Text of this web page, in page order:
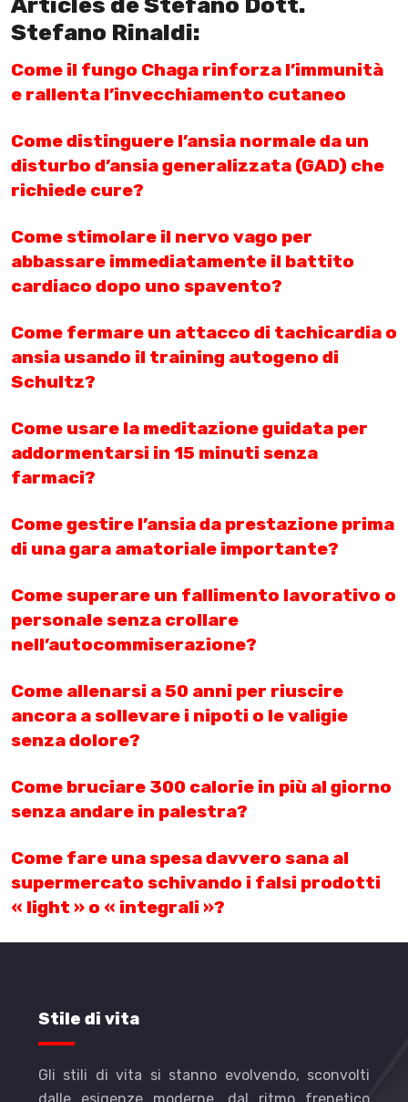
Stefano Rinaldi:
Come il fungo Chaga rinforza l’immunità
e rallenta l’invecchiamento cutaneo
Come distinguere l’ansia normale da un
disturbo d’ansia generalizzata (GAD) che
richiede cure?
Come stimolare il nervo vago per
abbassare immediatamente il battito
cardiaco dopo uno spavento?
Come fermare un attacco di tachicardia o
ansia usando il training autogeno di
Schultz?
Come usare la meditazione guidata per
addormentarsi in 15 minuti senza
farmaci?
Come gestire l’ansia da prestazione prima
di una gara amatoriale importante?
Come superare un fallimento lavorativo o
personale senza crollare
nell’autocommiserazione?
Come allenarsi a 50 anni per riuscire
ancora a sollevare i nipoti o le valigie
senza dolore?
Come bruciare 300 calorie in più al giorno
senza andare in palestra?
Come fare una spesa davvero sana al
supermercato schivando i falsi prodotti
« light » o « integrali »?
Stile di vita
Gli stili di vita si stanno evolvendo, sconvolti
dalle esigenze moderne, dal ritmo frenetico